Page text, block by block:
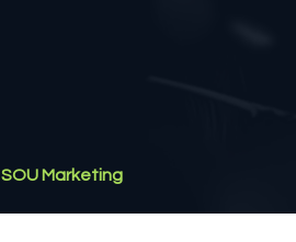
SOU Marketing